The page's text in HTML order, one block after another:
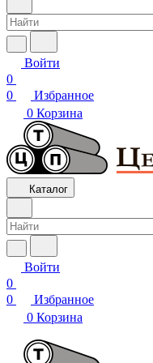
Войти
0
0
Избранное
0 Корзина
Каталог
Войти
0
0
Избранное
0 Корзина